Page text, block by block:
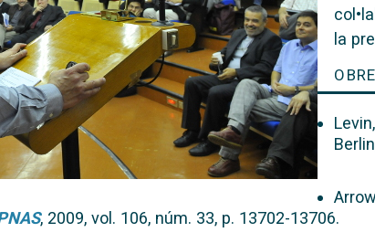
la
, 2009, vol. 106, núm. 33, p. 13702-13706.